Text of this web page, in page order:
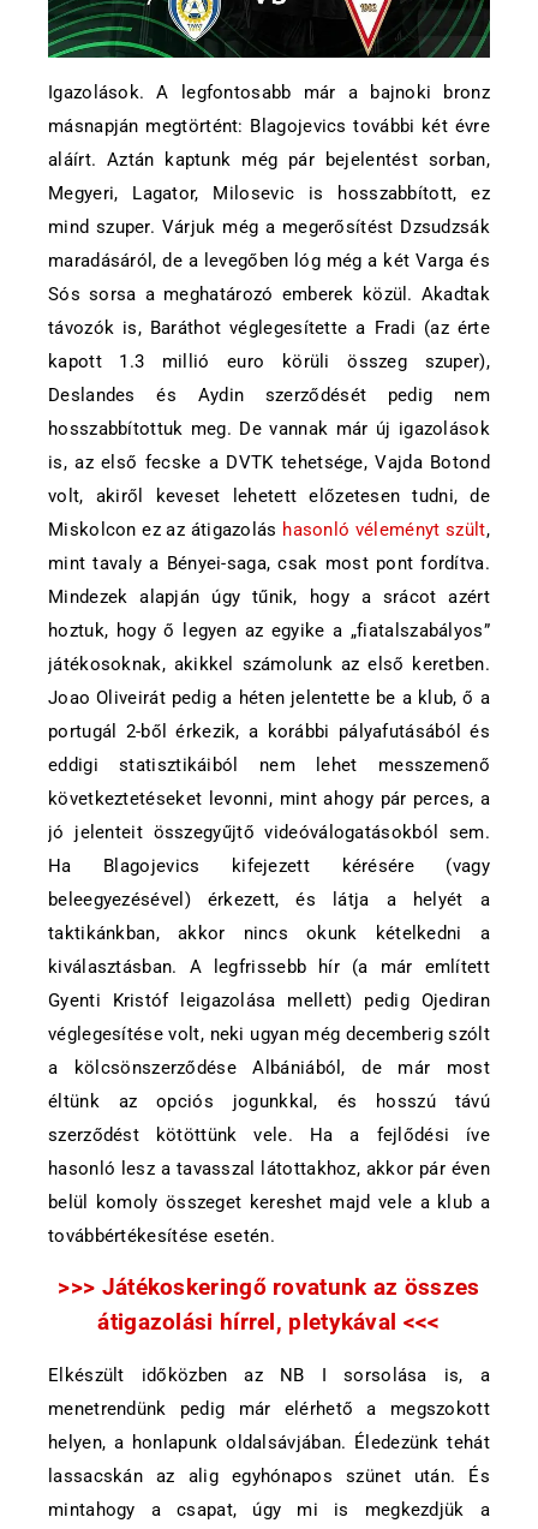
Igazolások. A legfontosabb már a bajnoki bronz
másnapján megtörtént: Blagojevics további két évre
aláírt. Aztán kaptunk még pár bejelentést sorban,
Megyeri, Lagator, Milosevic is hosszabbított, ez
mind szuper. Várjuk még a megerősítést Dzsudzsák
maradásáról, de a levegőben lóg még a két Varga és
Sós sorsa a meghatározó emberek közül. Akadtak
távozók is, Baráthot véglegesítette a Fradi (az érte
kapott 1.3 millió euro körüli összeg szuper),
Deslandes és Aydin szerződését pedig nem
hosszabbítottuk meg. De vannak már új igazolások
is, az első fecske a DVTK tehetsége, Vajda Botond
volt, akiről keveset lehetett előzetesen tudni, de
Miskolcon ez az átigazolás hasonló véleményt szült,
mint tavaly a Bényei-saga, csak most pont fordítva.
Mindezek alapján úgy tűnik, hogy a srácot azért
hoztuk, hogy ő legyen az egyike a „fiatalszabályos”
játékosoknak, akikkel számolunk az első keretben.
Joao Oliveirát pedig a héten jelentette be a klub, ő a
portugál 2-ből érkezik, a korábbi pályafutásából és
eddigi statisztikáiból nem lehet messzemenő
következtetéseket levonni, mint ahogy pár perces, a
jó jelenteit összegyűjtő videóválogatásokból sem.
Ha Blagojevics kifejezett kérésére (vagy
beleegyezésével) érkezett, és látja a helyét a
taktikánkban, akkor nincs okunk kételkedni a
kiválasztásban. A legfrissebb hír (a már említett
Gyenti Kristóf leigazolása mellett) pedig Ojediran
véglegesítése volt, neki ugyan még decemberig szólt
a kölcsönszerződése Albániából, de már most
éltünk az opciós jogunkkal, és hosszú távú
szerződést kötöttünk vele. Ha a fejlődési íve
hasonló lesz a tavasszal látottakhoz, akkor pár éven
belül komoly összeget kereshet majd vele a klub a
továbbértékesítése esetén.
>>> Játékoskeringő rovatunk az összes
átigazolási hírrel, pletykával <<<
Elkészült időközben az NB I sorsolása is, a
menetrendünk pedig már elérhető a megszokott
helyen, a honlapunk oldalsávjában. Éledezünk tehát
lassacskán az alig egyhónapos szünet után. És
mintahogy a csapat, úgy mi is megkezdjük a